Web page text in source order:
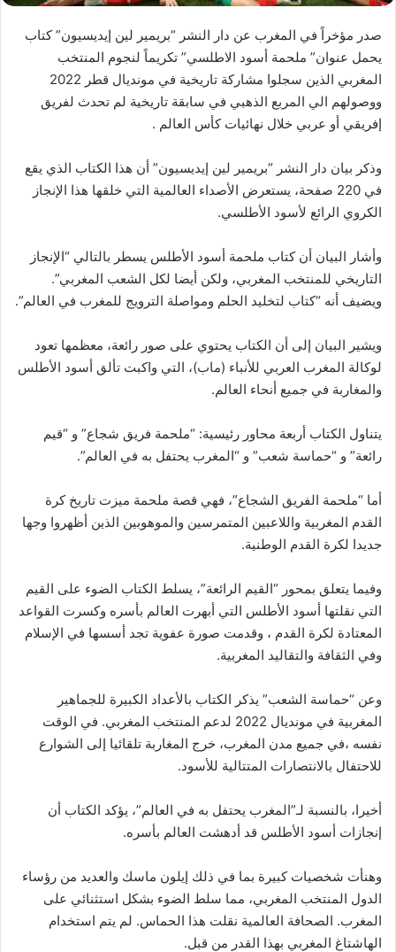
صدر مؤخراً في المغرب عن دار النشر “بريمير لين إيديسيون” كتاب
يحمل عنوان” ملحمة أسود الاطلسي” تكريماً لنجوم المنتخب
المغربي الذين سجلوا مشاركة تاريخية في مونديال قطر 2022
ووصولهم الي المربع الذهبي في سابقة تاريخية لم تحدث لفريق
إفريقي أو عربي خلال نهائيات كأس العالم .
وذكر بيان دار النشر “بريمير لين إيديسيون” أن هذا الكتاب الذي يقع
في 220 صفحة، يستعرض الأصداء العالمية التي خلقها هذا الإنجاز
الكروي الرائع لأسود الأطلسي.
وأشار البيان أن كتاب ملحمة أسود الأطلس يسطر بالتالي “الإنجاز
التاريخي للمنتخب المغربي، ولكن أيضا لكل الشعب المغربي”.
ويضيف أنه “كتاب لتخليد الحلم ومواصلة الترويج للمغرب في العالم”.
ويشير البيان إلى أن الكتاب يحتوي على صور رائعة، معظمها تعود
لوكالة المغرب العربي للأنباء (ماب)، التي واكبت تألق أسود الأطلس
والمغاربة في جميع أنحاء العالم.
يتناول الكتاب أربعة محاور رئيسية: “ملحمة فريق شجاع” و “قيم
رائعة” و “حماسة شعب” و “المغرب يحتفل به في العالم”.
أما “ملحمة الفريق الشجاع”، فهي قصة ملحمة ميزت تاريخ كرة
القدم المغربية واللاعبين المتمرسين والموهوبين الذين أظهروا وجها
جديدا لكرة القدم الوطنية.
وفيما يتعلق بمحور “القيم الرائعة”، يسلط الكتاب الضوء على القيم
التي نقلتها أسود الأطلس التي أبهرت العالم بأسره وكسرت القواعد
المعتادة لكرة القدم ، وقدمت صورة عفوية تجد أسسها في الإسلام
وفي الثقافة والتقاليد المغربية.
وعن “حماسة الشعب” يذكر الكتاب بالأعداد الكبيرة للجماهير
المغربية في مونديال 2022 لدعم المنتخب المغربي. في الوقت
نفسه ،في جميع مدن المغرب، خرج المغاربة تلقائيا إلى الشوارع
للاحتفال بالانتصارات المتتالية للأسود.
أخيرا، بالنسبة لـ”المغرب يحتفل به في العالم”، يؤكد الكتاب أن
إنجازات أسود الأطلس قد أدهشت العالم بأسره.
وهنأت شخصيات كبيرة بما في ذلك إيلون ماسك والعديد من رؤساء
الدول المنتخب المغربي، مما سلط الضوء بشكل استثنائي على
المغرب. الصحافة العالمية نقلت هذا الحماس. لم يتم استخدام
الهاشتاغ المغربي بهذا القدر من قبل.